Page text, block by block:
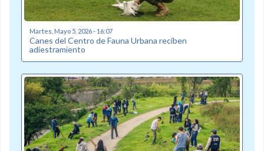
Martes, Mayo 5, 2026 - 16:07
Canes del Centro de Fauna Urbana reciben
adiestramiento